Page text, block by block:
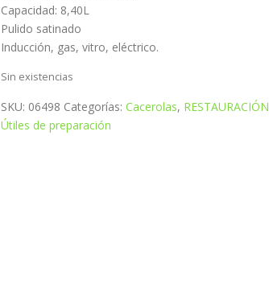
Capacidad: 8,40L
Pulido satinado
Inducción, gas, vitro, eléctrico.
Sin existencias
SKU: 06498 Categorías:Cacerolas, RESTAURACIÓN
Útiles de preparación